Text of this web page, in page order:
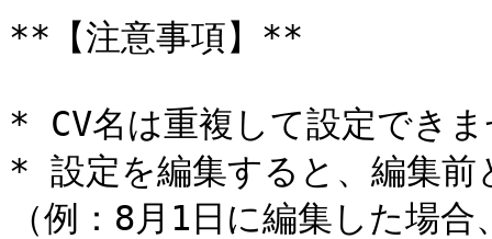
**【注意事項】**
* CV名は重複して設定でき
* 設定を編集すると、編集前
（例：8月1日に編集した場